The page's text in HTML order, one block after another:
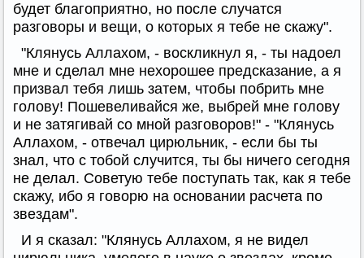
будет благоприятно, но после случатся
разговоры и вещи, о которых я тебе не скажу".
"Клянусь Аллахом, - воскликнул я, - ты надоел
мне и сделал мне нехорошее предсказание, а я
призвал тебя лишь затем, чтобы побрить мне
голову! Пошевеливайся же, выбрей мне голову
и не затягивай со мной разговоров!" - "Клянусь
Аллахом, - отвечал цирюльник, - если бы ты
знал, что с тобой случится, ты бы ничего сегодня
не делал. Советую тебе поступать так, как я тебе
скажу, ибо я говорю на основании расчета по
звездам".
И я сказал: "Клянусь Аллахом, я не видел